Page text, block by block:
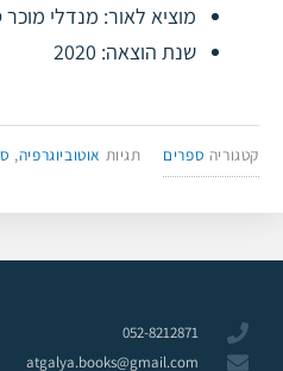
מוציא לאור: מנדלי
שנת הוצאה: 2020​
קטגוריה ספרים תגיות אוטוביוגרפיה,
052-8212871
atgalya.books@gmail.com